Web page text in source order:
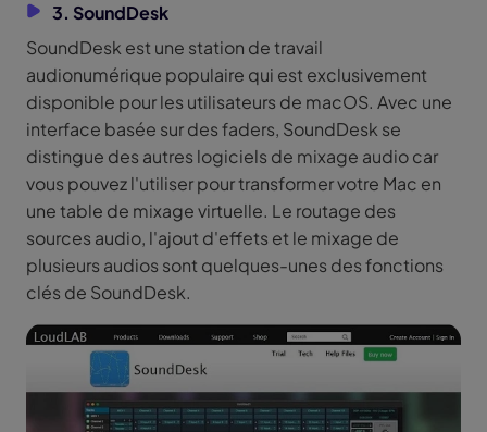
3. SoundDesk
SoundDesk est une station de travail
audionumérique populaire qui est exclusivement
disponible pour les utilisateurs de macOS. Avec une
interface basée sur des faders, SoundDesk se
distingue des autres logiciels de mixage audio car
vous pouvez l'utiliser pour transformer votre Mac en
une table de mixage virtuelle. Le routage des
sources audio, l'ajout d'effets et le mixage de
plusieurs audios sont quelques-unes des fonctions
clés de SoundDesk.